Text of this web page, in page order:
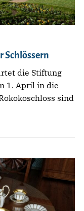
Schlössern
die Stiftung
1. April in die
sind